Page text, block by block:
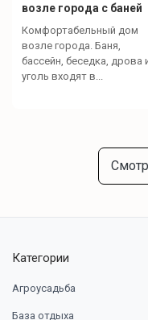
возле города с баней
Комфортабельный дом
возле города. Баня,
бассейн, беседка, дрова
уголь входят в...
Категории
Агроусадьба
База отдыха